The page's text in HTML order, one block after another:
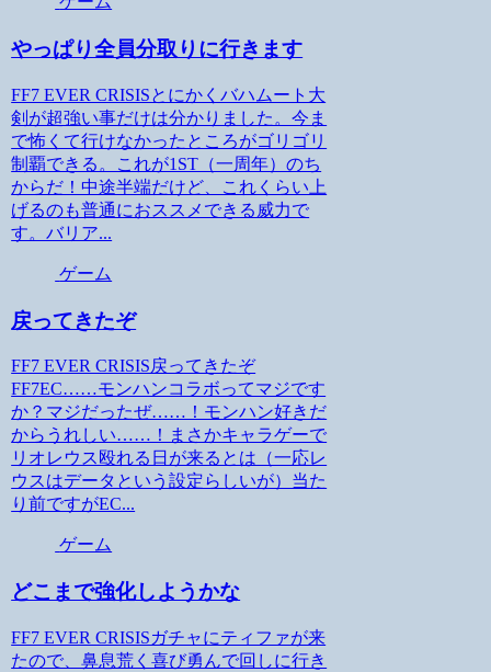
やっぱり全員分取りに行きます
FF7 EVER CRISISとにかくバハムート大
剣が超強い事だけは分かりました。今ま
で怖くて行けなかったところがゴリゴリ
制覇できる。これが1ST（一周年）のち
からだ！中途半端だけど、これくらい上
げるのも普通におススメできる威力で
す。バリア...
ゲーム
戻ってきたぞ
FF7 EVER CRISIS戻ってきたぞ
FF7EC……モンハンコラボってマジです
か？マジだったぜ……！モンハン好きだ
からうれしい……！まさかキャラゲーで
リオレウス殴れる日が来るとは（一応レ
ウスはデータという設定らしいが）当た
り前ですがEC...
ゲーム
どこまで強化しようかな
FF7 EVER CRISISガチャにティファが来
たので、鼻息荒く喜び勇んで回しに行き